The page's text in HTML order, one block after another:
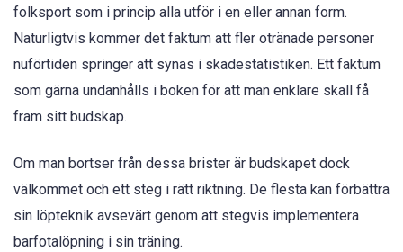
folksport som i princip alla utför i en eller annan form.
Naturligtvis kommer det faktum att fler otränade personer
nuförtiden springer att synas i skadestatistiken. Ett faktum
som gärna undanhålls i boken för att man enklare skall få
fram sitt budskap.
Om man bortser från dessa brister är budskapet dock
välkommet och ett steg i rätt riktning. De flesta kan förbättra
sin löpteknik avsevärt genom att stegvis implementera
barfotalöpning i sin träning.